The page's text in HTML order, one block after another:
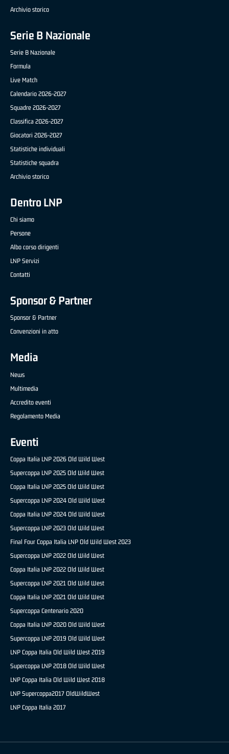
Archivio storico
Serie B Nazionale
Serie B Nazionale
Formula
Live Match
Calendario 2026-2027
Squadre 2026-2027
Classifica 2026-2027
Giocatori 2026-2027
Statistiche individuali
Statistiche squadra
Archivio storico
Dentro LNP
Chi siamo
Persone
Albo corso dirigenti
LNP Servizi
Contatti
Sponsor & Partner
Sponsor & Partner
Convenzioni in atto
Media
News
Multimedia
Accredito eventi
Regolamento Media
Eventi
Coppa Italia LNP 2026 Old Wild West
Supercoppa LNP 2025 Old Wild West
Coppa Italia LNP 2025 Old Wild West
Supercoppa LNP 2024 Old Wild West
Coppa Italia LNP 2024 Old Wild West
Supercoppa LNP 2023 Old Wild West
Final Four Coppa Italia LNP Old Wild West 2023
Supercoppa LNP 2022 Old Wild West
Coppa Italia LNP 2022 Old Wild West
Supercoppa LNP 2021 Old Wild West
Coppa Italia LNP 2021 Old Wild West
Supercoppa Centenario 2020
Coppa Italia LNP 2020 Old Wild West
Supercoppa LNP 2019 Old Wild West
LNP Coppa Italia Old Wild West 2019
Supercoppa LNP 2018 Old Wild West
LNP Coppa Italia Old Wild West 2018
LNP Supercoppa2017 OldWildWest
LNP Coppa Italia 2017